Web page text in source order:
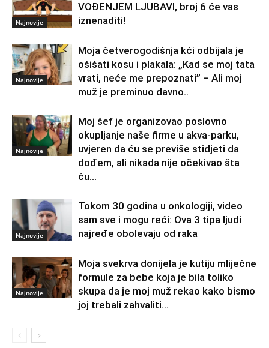
Najnovije
VOĐENJEM LJUBAVI, broj 6 će vas
iznenaditi!
Najnovije
Moja četverogodišnja kći odbijala je
ošišati kosu i plakala: „Kad se moj tata
vrati, neće me prepoznati” – Ali moj
muž je preminuo davno.․
Najnovije
Moj šef je organizovao poslovno
okupljanje naše firme u akva-parku,
uvjeren da ću se previše stidjeti da
dođem, ali nikada nije očekivao šta
ću...
Najnovije
Tokom 30 godina u onkologiji, video
sam sve i mogu reći: Ova 3 tipa ljudi
najređe obolevaju od raka
Najnovije
Moja svekrva donijela je kutiju mliječne
formule za bebe koja je bila toliko
skupa da je moj muž rekao kako bismo
joj trebali zahvaliti...